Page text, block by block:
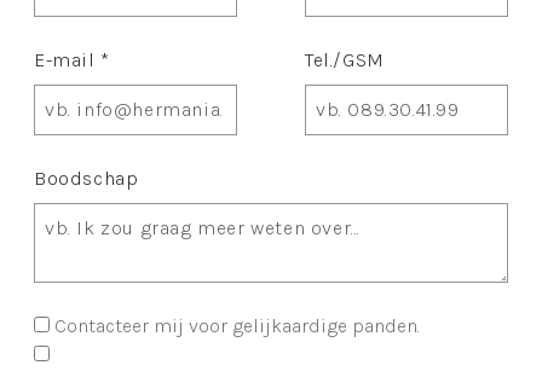
E-mail * Tel./GSM
Boodschap
Contacteer mij voor gelijkaardige panden.